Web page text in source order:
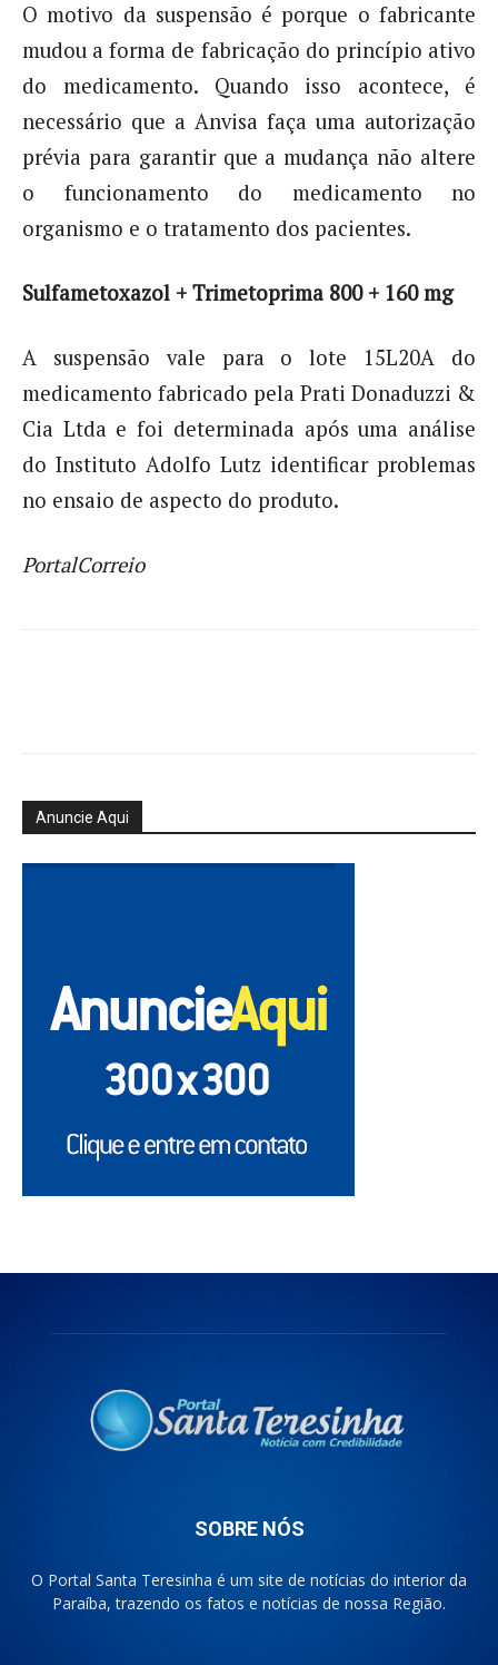
O motivo da suspensão é porque o fabricante
mudou a forma de fabricação do princípio ativo
do medicamento. Quando isso acontece, é
necessário que a Anvisa faça uma autorização
prévia para garantir que a mudança não altere
o funcionamento do medicamento no
organismo e o tratamento dos pacientes.
Sulfametoxazol + Trimetoprima 800 + 160 mg
A suspensão vale para o lote 15L20A do
medicamento fabricado pela Prati Donaduzzi &
Cia Ltda e foi determinada após uma análise
do Instituto Adolfo Lutz identificar problemas
no ensaio de aspecto do produto.
PortalCorreio
Anuncie Aqui
SOBRE NÓS
O Portal Santa Teresinha é um site de notícias do interior da
Paraíba, trazendo os fatos e notícias de nossa Região.